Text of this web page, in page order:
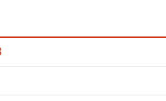
Spielen, Toren und Punkten